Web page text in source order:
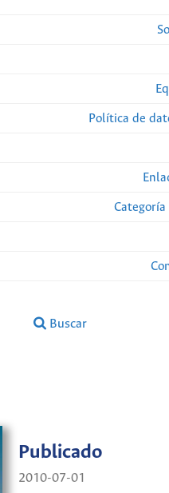
Política de
Buscar
Publicado
2010-07-01